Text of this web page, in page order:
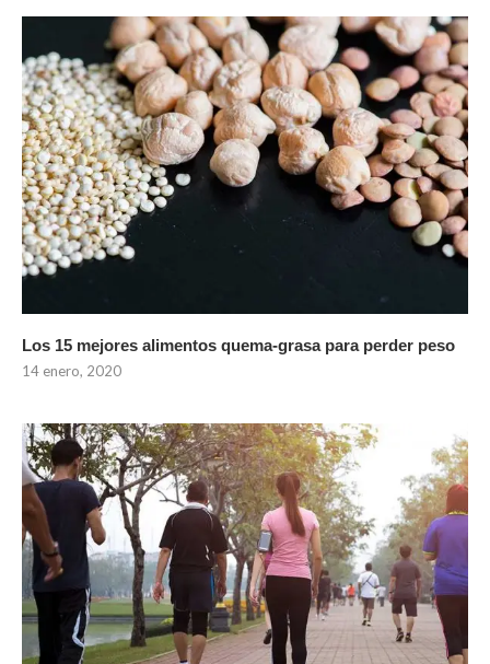
Los 15 mejores alimentos quema-grasa para perder peso
14 enero, 2020